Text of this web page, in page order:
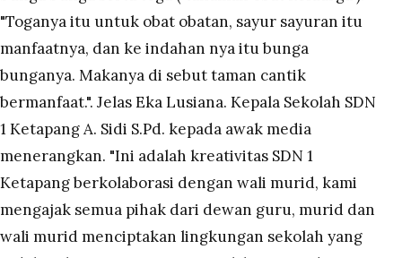
"Toganya itu untuk obat obatan, sayur sayuran itu
manfaatnya, dan ke indahan nya itu bunga
bunganya. Makanya di sebut taman cantik
bermanfaat.". Jelas Eka Lusiana. Kepala Sekolah SDN
1 Ketapang A. Sidi S.Pd. kepada awak media
menerangkan. "Ini adalah kreativitas SDN 1
Ketapang berkolaborasi dengan wali murid, kami
mengajak semua pihak dari dewan guru, murid dan
wali murid menciptakan lingkungan sekolah yang